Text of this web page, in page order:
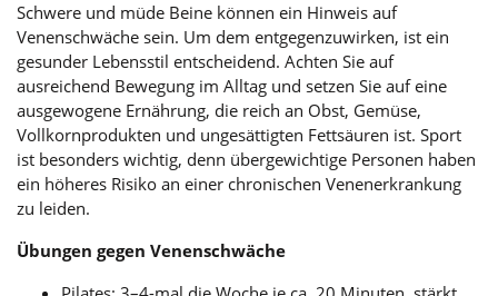
Schwere und müde Beine können ein Hinweis auf
Venenschwäche sein. Um dem entgegenzuwirken, ist ein
gesunder Lebensstil entscheidend. Achten Sie auf
ausreichend Bewegung im Alltag und setzen Sie auf eine
ausgewogene Ernährung, die reich an Obst, Gemüse,
Vollkornprodukten und ungesättigten Fettsäuren ist. Sport
ist besonders wichtig, denn übergewichtige Personen haben
ein höheres Risiko an einer chronischen Venenerkrankung
zu leiden.
Übungen gegen Venenschwäche